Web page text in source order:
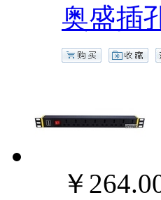
奥盛插
￥